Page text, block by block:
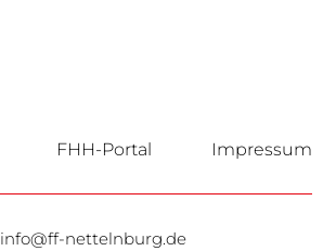
FHH-Portal Impressum
info@ff-nettelnburg.de